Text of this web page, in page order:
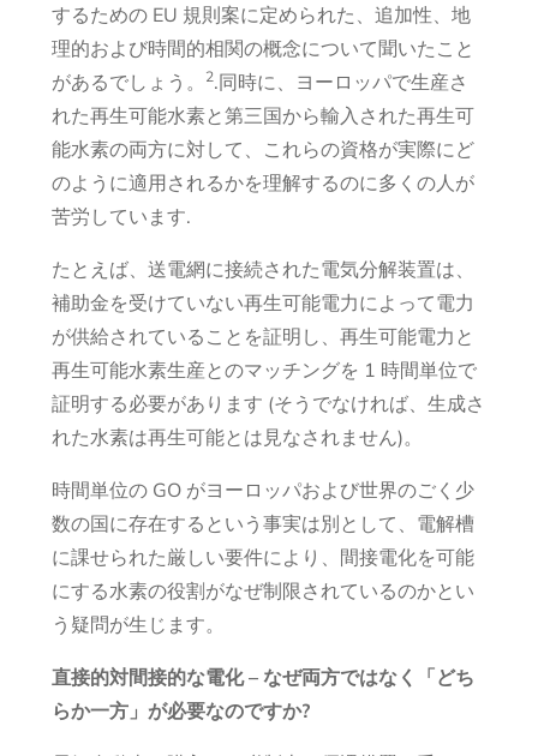
するための EU 規則案に定められた、追加性、地
理的および時間的相関の概念について聞いたこと
があるでしょう。
2.同時に、ヨーロッパで生産さ
れた再生可能水素と第三国から輸入された再生可
能水素の両方に対して、これらの資格が実際にど
のように適用されるかを理解するのに多くの人が
苦労しています.
たとえば、送電網に接続された電気分解装置は、
補助金を受けていない再生可能電力によって電力
が供給されていることを証明し、再生可能電力と
再生可能水素生産とのマッチングを 1 時間単位で
証明する必要があります (そうでなければ、生成さ
れた水素は再生可能とは見なされません)。
時間単位の GO がヨーロッパおよび世界のごく少
数の国に存在するという事実は別として、電解槽
に課せられた厳しい要件により、間接電化を可能
にする水素の役割がなぜ制限されているのかとい
う疑問が生じます。
直接的対間接的な電化 – なぜ両方ではなく「どち
らか一方」が必要なのですか?